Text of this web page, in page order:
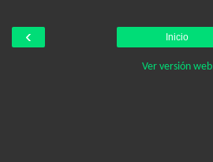
‹ Inicio
Ver versión web